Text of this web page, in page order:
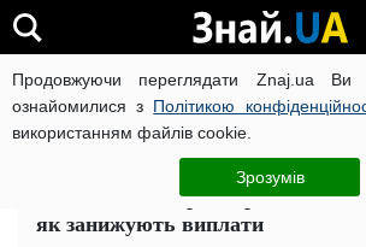
Продовжуючи переглядати Znaj.ua Ви
ознайомилися з Політикою
використанням файлів cookie.
Зрозумів
ВІЙНА РОСІЇ ПРОТИ УКРАЇНИ
Пенсії сміхотворні через помилки
як занижують виплати